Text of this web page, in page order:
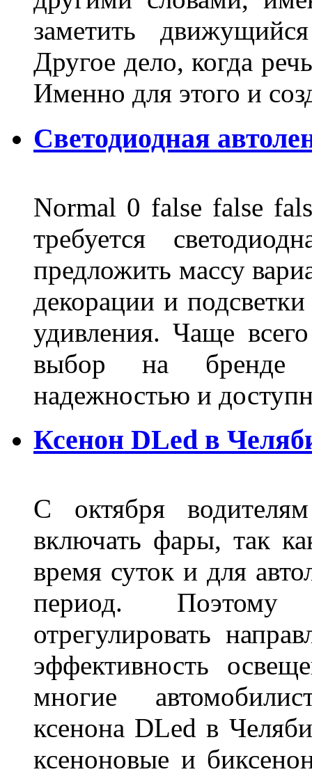
заметить
Другое дело, когда
Именно для этого и
Светодиодная
Normal 0 false false
требуется
предложить массу
декорации и
удивления. Чаще
выбор на бренде
надежностью и
Ксенон DLed в
С октября
включать фары, так
время суток и для
период. Поэтому
отрегулировать
эффективность
многие
ксенона DLed в
ксеноновые и